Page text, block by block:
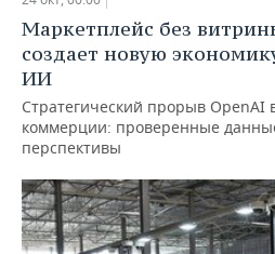
Маркетплейс без
создает новую
ИИ
Стратегический прорыв OpenAI
коммерции: проверенные
перспективы